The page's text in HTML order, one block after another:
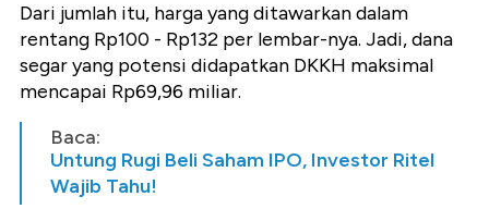
Dari jumlah itu, harga yang ditawarkan dalam
rentang Rp100 - Rp132 per lembar-nya. Jadi, dana
segar yang potensi didapatkan DKKH maksimal
mencapai Rp69,96 miliar.
Baca:
Untung Rugi Beli Saham IPO, Investor Ritel
Wajib Tahu!